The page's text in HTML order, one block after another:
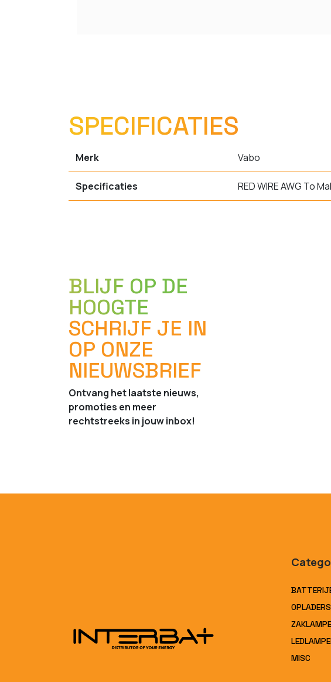
SPECIFICATIES
Merk Vabo
Specificaties RED WIRE AWG To
BLIJF OP DE
HOOGTE
SCHRIJF JE IN
OP ONZE
NIEUWSBRIEF
Ontvang het laatste nieuws,
promoties en meer
rechtstreeks in jouw inbox!
OPLADERS
MISC